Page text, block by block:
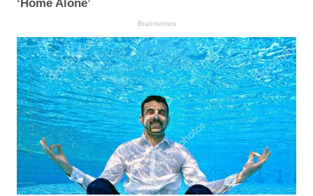
‘Home Alone’
Brainberries